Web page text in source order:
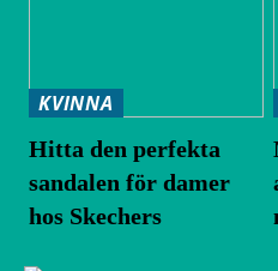
KVINNA
Hitta den perfekta
sandalen för damer
hos Skechers